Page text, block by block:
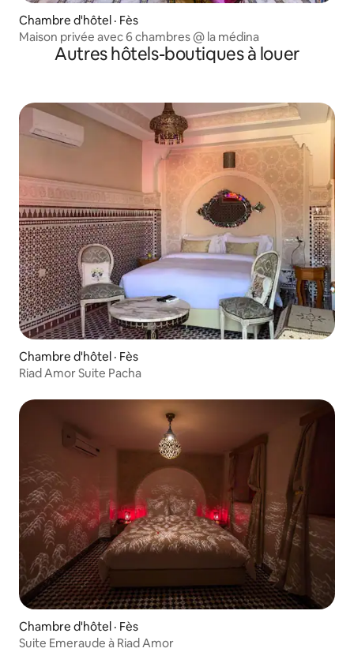
Chambre d'hôtel · Fès
Maison privée avec 6 chambres @ la médina
Autres hôtels-boutiques à louer
Chambre d'hôtel · Fès
Riad Amor Suite Pacha
Chambre d'hôtel · Fès
Suite Emeraude à Riad Amor